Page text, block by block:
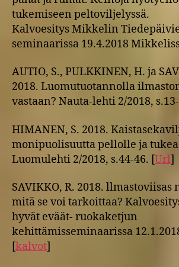
tukemiseen peltoviljelyssä.
Kalvoesitys Mikkelin
seminaarissa 19.4.2018
AUTIO, S., PULKKINEN, H. ja
2018. Luomutuotannolla
vastaan? Nauta-lehti 2/2018,
HIMANEN, S. 2018.
monipuolisuutta pellolle ja
Luomulehti 2/2018, s.44-46. [Url]
SAVIKKO, R. 2018. llmastoviisas
mitä se voi tarkoittaa?
hyvät eväät- ruokaketjun
kehittämisseminaarissa
[kalvot]